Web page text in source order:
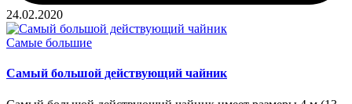
24.02.2020
Опубликовано
Самые большие
Самый большой действующий чайник